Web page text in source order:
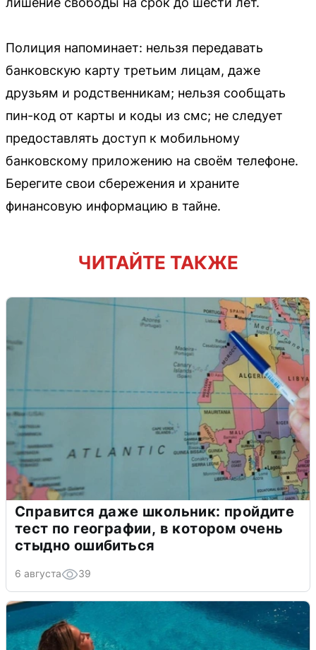
Полиция напоминает: нельзя передавать
банковскую карту третьим лицам, даже
друзьям и родственникам; нельзя сообщать
пин-код от карты и коды из смс; не следует
предоставлять доступ к мобильному
банковскому приложению на своём телефоне.
Берегите свои сбережения и храните
финансовую информацию в тайне.
ЧИТАЙТЕ ТАКЖЕ
Справится даже школьник: пройдите
тест по географии, в котором очень
стыдно ошибиться
6 августа 39